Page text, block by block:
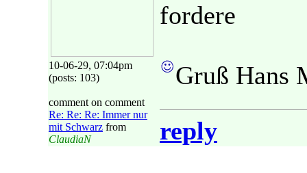
10-06-29, 07:04pm
(posts: 103)
comment on comment
Re: Re: Re: Immer nur
mit Schwarz from
ClaudiaN
fordere
Gruß Hans
reply